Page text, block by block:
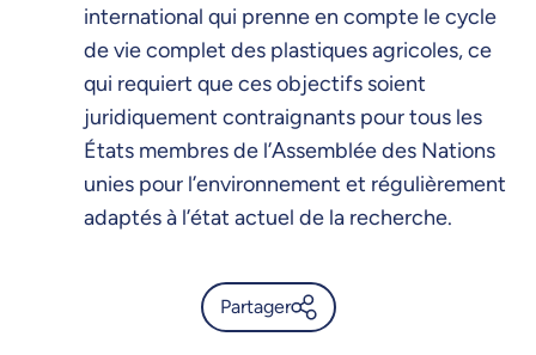
international qui prenne en compte le cycle
de vie complet des plastiques agricoles, ce
qui requiert que ces objectifs soient
juridiquement contraignants pour tous les
États membres de l’Assemblée des Nations
unies pour l’environnement et régulièrement
adaptés à l’état actuel de la recherche.
Partager